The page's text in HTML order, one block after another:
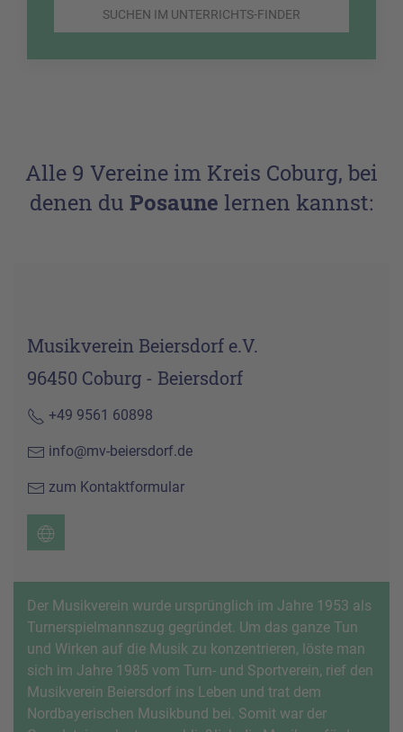
SUCHEN IM UNTERRICHTS-FINDER
Alle 9 Vereine im Kreis Coburg, bei
denen du Posaune lernen kannst:
Musikverein Beiersdorf e.V.
96450 Coburg - Beiersdorf
+49 9561 60898
info@mv-beiersdorf.de
zum Kontaktformular
Der Musikverein wurde ursprünglich im Jahre 1953 als
Turnerspielmannszug gegründet. Um das ganze Tun
und Wirken auf die Musik zu konzentrieren, löste man
sich im Jahre 1985 vom Turn- und Sportverein, rief den
Musikverein Beiersdorf ins Leben und trat dem
Nordbayerischen Musikbund bei. Somit war der